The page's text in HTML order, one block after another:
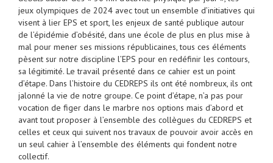
jeux olympiques de 2024 avec tout un ensemble d’initiatives qui
visent à lier EPS et sport, les enjeux de santé publique autour
de l’épidémie d’obésité, dans une école de plus en plus mise à
mal pour mener ses missions républicaines, tous ces éléments
pèsent sur notre discipline l’EPS pour en redéfinir les contours,
sa légitimité. Le travail présenté dans ce cahier est un point
d’étape. Dans l’histoire du CEDREPS ils ont été nombreux, ils ont
jalonné la vie de notre groupe. Ce point d’étape, n’a pas pour
vocation de figer dans le marbre nos options mais d’abord et
avant tout proposer à l’ensemble des collègues du CEDREPS et
celles et ceux qui suivent nos travaux de pouvoir avoir accès en
un seul cahier à l’ensemble des éléments qui fondent notre
collectif.